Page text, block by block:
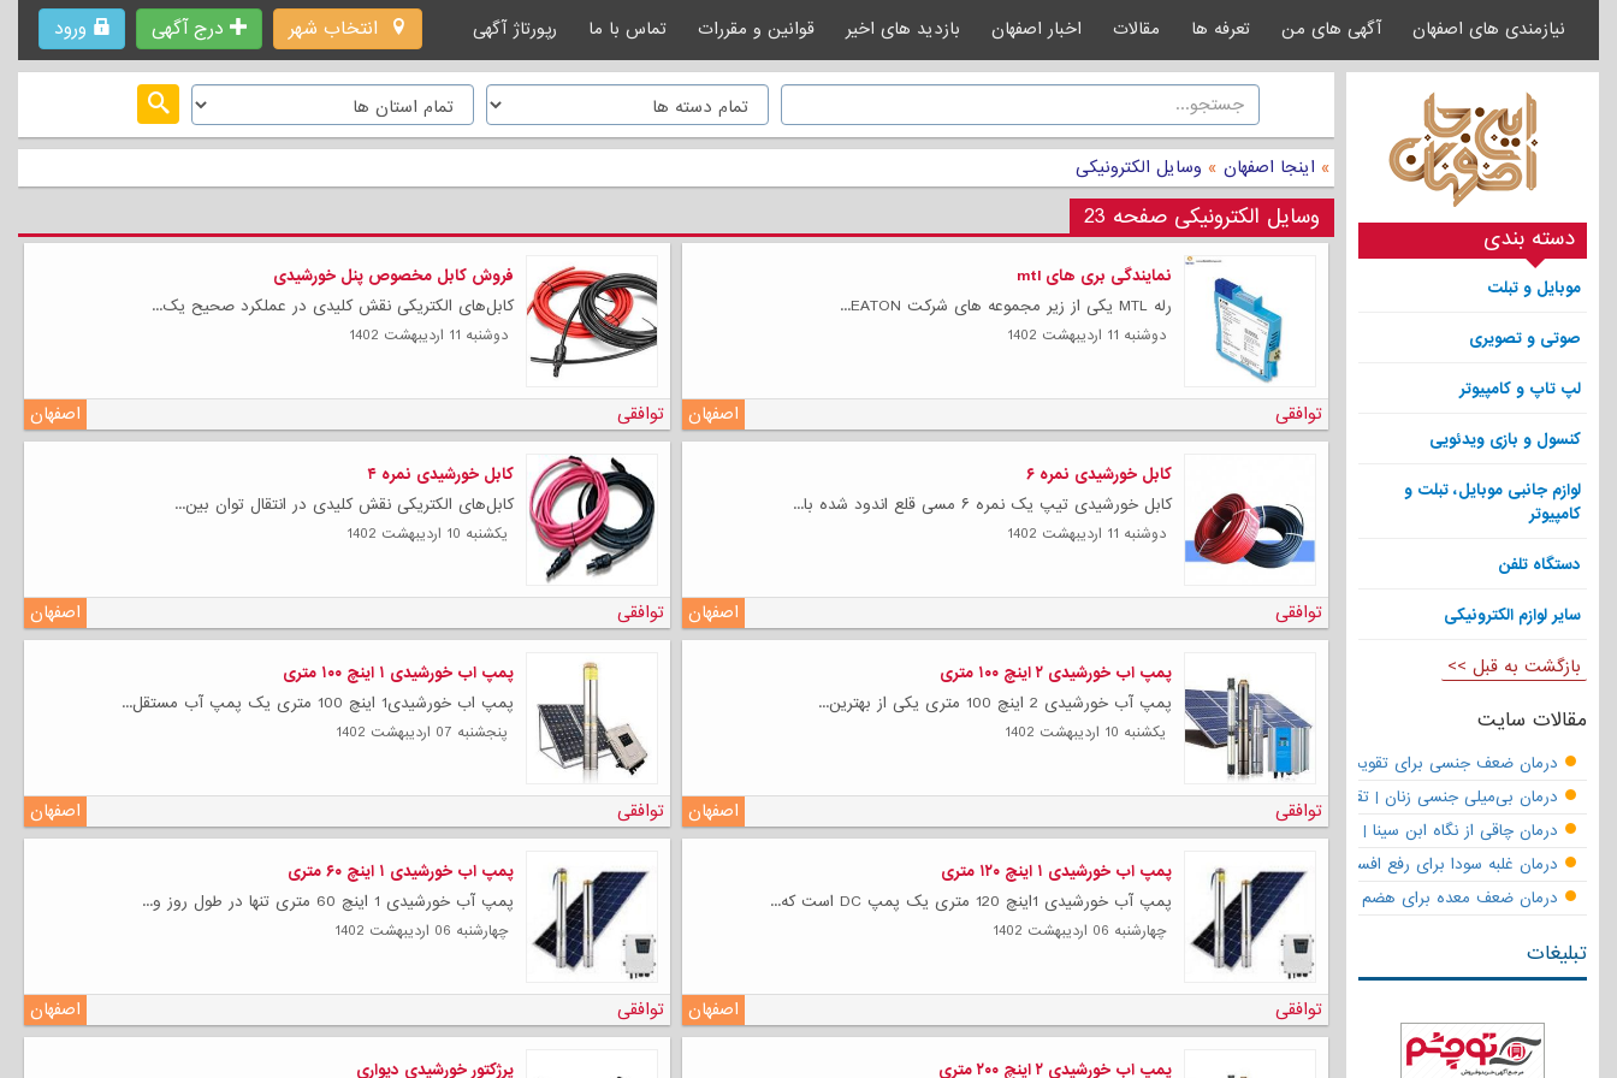
انتخاب شهر درج آگهی ورود نیازمندی های اصفهان آگهی های من تعرفه ها مقالات اخبار اصفهان بازدید های اخیر قوانین و مقررات تماس با ما رپورتاژ آگهی
دسته بندی
موبایل و تبلت
صوتی و تصویری
لپ تاپ و کامپیوتر
کنسول و بازی ویدئویی
لوازم جانبی موبایل، تبلت و
کامپیوتر
دست‍گاه تلفن
سایر لوازم الکترونیکی
بازگشت به قبل >>
مقالات سایت
درمان ضعف جنسی برای تقویت قوای مردانه | تقویت نعوظ و رفع زودانزالی
درمان بی‌میلی جنسی زنان | تقویت قوای جنسی و بازگشت لذت
درمان چاقی از نگاه ابن سینا | نسخه حکما برای کاهش وزن طبیعی
درمان غلبه سودا برای رفع افسردگی
درمان ضعف معده برای هضم قوی
تبلیغات
» اینجا اصفهان » وسایل الکترونیکی
وسایل الکترونیکی صفحه 23
نمایندگی بری های mtl
رله MTL یکی از زیر مجموعه های شرکت EATON...
دوشنبه 11 ارديبهشت 1402
اصفهان توافقی
فروش کابل مخصوص پنل خورشیدی
کابل‌های الکتریکی نقش کلیدی در عملکرد صحیح یک...
دوشنبه 11 ارديبهشت 1402
اصفهان توافقی
کابل خورشیدی نمره ۶
کابل خورشیدی تیپ یک نمره ۶ مسی قلع اندود شده با...
دوشنبه 11 ارديبهشت 1402
اصفهان توافقی
کابل خورشیدی نمره ۴
کابل‌های الکتریکی نقش کلیدی در انتقال توان بین...
يكشنبه 10 ارديبهشت 1402
اصفهان توافقی
پمپ اب خورشیدی ۲ اینچ ۱۰۰ متری
پمپ آب خورشیدی 2 اینچ 100 متری یکی از بهترین...
يكشنبه 10 ارديبهشت 1402
اصفهان توافقی
پمپ اب خورشیدی ۱ اینچ ۱۰۰ متری
پمپ اب خورشیدی1 اینچ 100 متری یک پمپ آب مستقل...
پنجشنبه 07 ارديبهشت 1402
اصفهان توافقی
پمپ اب خورشیدی ۱ اینچ ۱۲۰ متری
پمپ آب خورشیدی 1اینچ 120 متری یک پمپ DC است که...
چهارشنبه 06 ارديبهشت 1402
اصفهان توافقی
پمپ اب خورشیدی ۱ اینچ ۶۰ متری
پمپ آب خورشیدی 1 اینچ 60 متری تنها در طول روز و...
چهارشنبه 06 ارديبهشت 1402
اصفهان توافقی
پمپ اب خورشیدی ۲ اینچ ۲۰۰ متری پرژکتور خورشیدی دیواری